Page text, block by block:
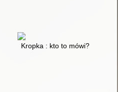
Kropka : kto to mówi?